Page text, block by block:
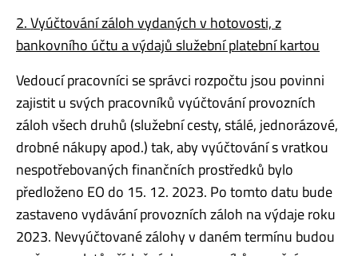
2. Vyúčtování záloh vydaných v hotovosti, z
bankovního účtu a výdajů služební platební kartou
Vedoucí pracovníci se správci rozpočtu jsou povinni
zajistit u svých pracovníků vyúčtování provozních
záloh všech druhů (služební cesty, stálé, jednorázové,
drobné nákupy apod.) tak, aby vyúčtování s vratkou
nespotřebovaných finančních prostředků bylo
předloženo EO do 15. 12. 2023. Po tomto datu bude
zastaveno vydávání provozních záloh na výdaje roku
2023. Nevyúčtované zálohy v daném termínu budou